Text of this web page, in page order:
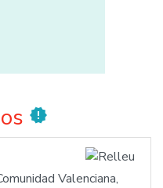
new_releases
Valenciana,